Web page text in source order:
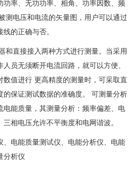
率、无功功率、相角、功率因数、频
测电压和电流的矢量图，用户可以通过
的正确与否。
直接接入两种方式进行测量。当采用
员无须断开电流回路，就可以方便、
值进行 更高精度的测量时，可采取直
保证测试数据的准确度。 可测量分析
能质量，其测量分析：频率偏差、电
相电压允许不平衡度和电网谐波。
、电能质量测试仪、电能分析仪、电能
分析仪